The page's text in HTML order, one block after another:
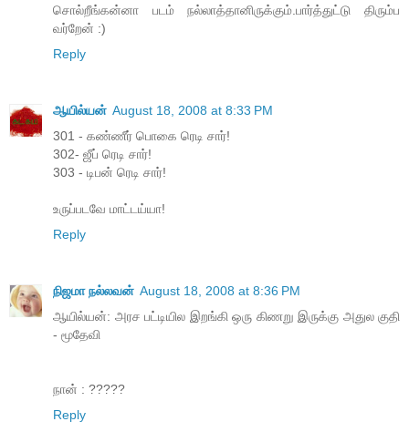
சொல்றீங்கன்னா படம் நல்லாத்தானிருக்கும்.பார்த்துட்டு திரும்ப
வர்றேன் :)
Reply
ஆயில்யன் August 18, 2008 at 8:33 PM
301 - கண்ணீர் பொகை ரெடி சார்!
302- ஜீப் ரெடி சார்!
303 - டிபன் ரெடி சார்!
உருப்படவே மாட்டய்யா!
Reply
நிஜமா நல்லவன் August 18, 2008 at 8:36 PM
ஆயில்யன்: அரச பட்டியில இறங்கி ஒரு கிணறு இருக்கு அதுல குதி
- மூதேவி
நான் : ?????
Reply